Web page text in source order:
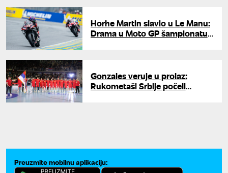
Horhe Martin slavio u Le Manu:
Drama u Moto GP šampionatu
Gonzales veruje u prolaz:
Rukometaši Srbije počeli
Preuzmite mobilnu aplikaciju: